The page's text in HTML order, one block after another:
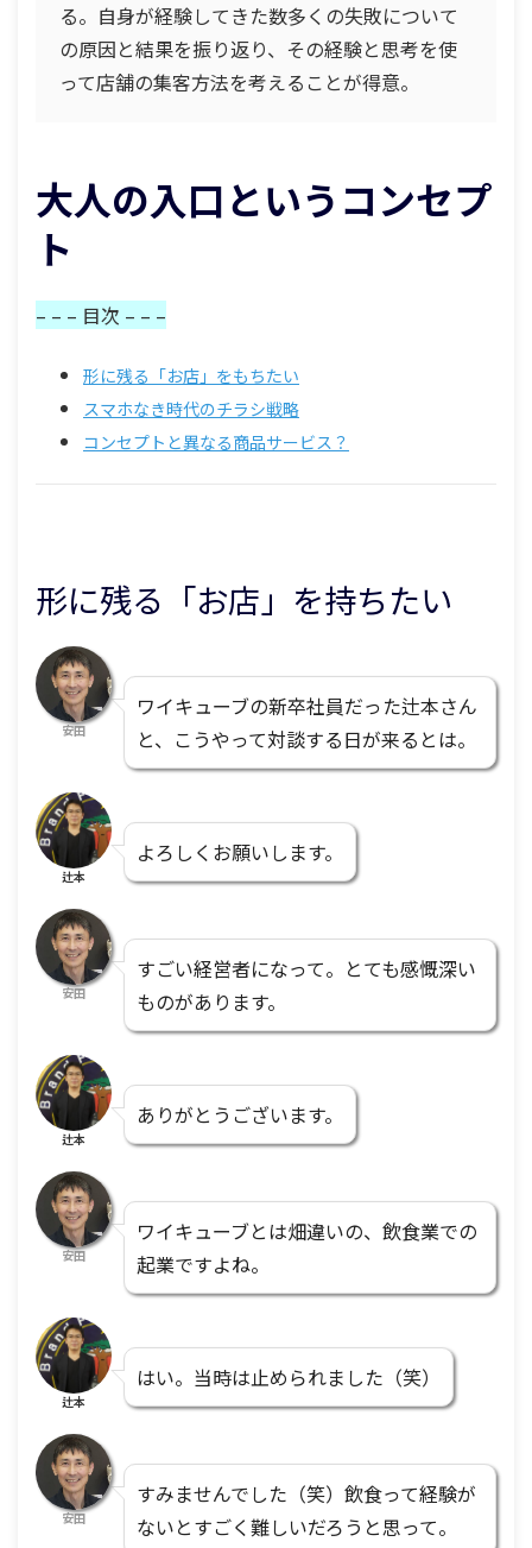
る。自身が経験してきた数多くの失敗について
の原因と結果を振り返り、その経験と思考を使
って店舗の集客方法を考えることが得意。
大人の入口というコンセプ
ト
– – – 目次 – – –
形に残る「お店」をもちたい
スマホなき時代のチラシ戦略
コンセプトと異なる商品サービス？
形に残る「お店」を持ちたい
安田
ワイキューブの新卒社員だった辻本さん
と、こうやって対談する日が来るとは。
辻本
よろしくお願いします。
安田
すごい経営者になって。とても感慨深い
ものがあります。
辻本
ありがとうございます。
安田
ワイキューブとは畑違いの、飲食業での
起業ですよね。
辻本
はい。当時は止められました（笑）
安田
すみませんでした（笑）飲食って経験が
ないとすごく難しいだろうと思って。